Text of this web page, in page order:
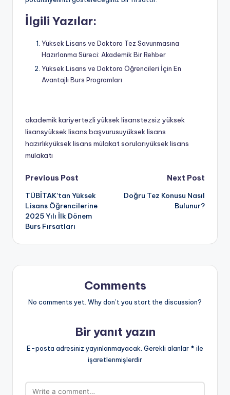
İlgili Yazılar:
Yüksek Lisans ve Doktora Tez Savunmasına
Hazırlanma Süreci: Akademik Bir Rehber
Yüksek Lisans ve Doktora Öğrencileri İçin En
Avantajlı Burs Programları
Tags:
akademik kariyertezli yüksek lisanstezsiz yüksek
lisansyüksek lisans başvurusuyüksek lisans
hazırlıkyüksek lisans mülakat sorularıyüksek lisans
mülakatı
Post
navigation
Previous Post
TÜBİTAK’tan Yüksek
Lisans Öğrencilerine
2025 Yılı İlk Dönem
Burs Fırsatları
Next Post
Doğru Tez Konusu Nasıl
Bulunur?
Comments
No comments yet. Why don’t you start the discussion?
Bir yanıt yazın
E-posta adresiniz yayınlanmayacak. Gerekli alanlar * ile
işaretlenmişlerdir